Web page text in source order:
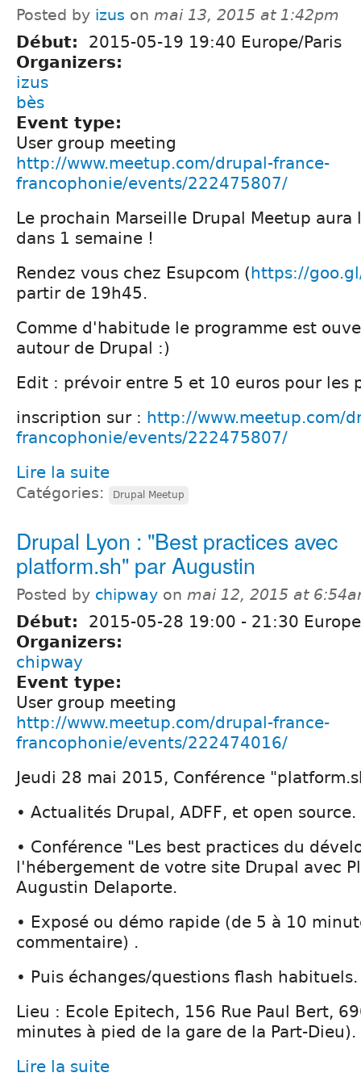
Posted by izus on mai 13, 2015 at 1:42pm
Début:
2015-05-19 19:40 Europe/Paris
Organizers:
izus
bès
Event type:
User group meeting
http://www.meetup.com/drupal-france-
francophonie/events/222475807/
Le prochain Marseille Drupal Meetup aura
dans 1 semaine !
Rendez vous chez Esupcom (https://
partir de 19h45.
Comme d'habitude le programme est
autour de Drupal :)
Edit : prévoir entre 5 et 10 euros pour les
inscription sur : http://www.meetup.com/
francophonie/events/222475807/
Lire la suite
Catégories: Drupal Meetup
Drupal Lyon : "Best practices avec
platform.sh" par Augustin
Posted by chipway on mai 12, 2015 at
Début: 2015-05-28 19:00 - 21:30
Organizers:
chipway
Event type:
User group meeting
http://www.meetup.com/drupal-france-
francophonie/events/222474016/
Jeudi 28 mai 2015, Conférence
• Actualités Drupal, ADFF, et open source.
• Conférence "Les best practices du
l'hébergement de votre site Drupal avec
Augustin Delaporte.
• Exposé ou démo rapide (de 5 à 10
commentaire) .
• Puis échanges/questions flash habituels.
Lieu : Ecole Epitech, 156 Rue Paul Bert,
minutes à pied de la gare de la Part-Dieu).
Lire la suite